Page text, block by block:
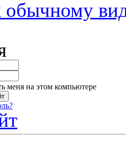
обычному
меня на этом компьютере